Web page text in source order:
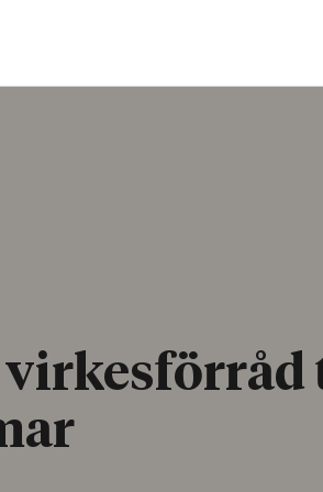
virkesförråd